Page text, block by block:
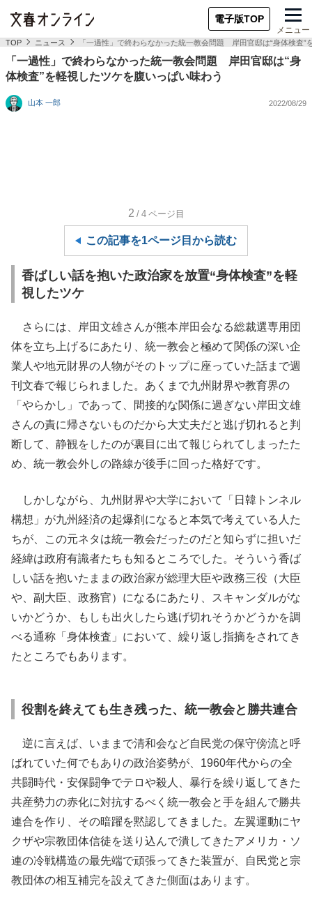
電子版TOP
メニュー
TOP ニュース 「一過性」で終わらなかった統一教会問題 岸田官邸は“身体検査”
「一過性」で終わらなかった統一教会問題 岸田官邸は“身
体検査”を軽視したツケを腹いっぱい味わう
山本 一郎 2022/08/29
2 /4 ページ目
この記事を1ページ目から読む
香ばしい話を抱いた政治家を放置“身体検査”を軽
視したツケ
さらには、岸田文雄さんが熊本岸田会なる総裁選専用団
体を立ち上げるにあたり、統一教会と極めて関係の深い企
業人や地元財界の人物がそのトップに座っていた話まで週
刊文春で報じられました。あくまで九州財界や教育界の
「やらかし」であって、間接的な関係に過ぎない岸田文雄
さんの責に帰さないものだから大丈夫だと逃げ切れると判
断して、静観をしたのが裏目に出て報じられてしまったた
め、統一教会外しの路線が後手に回った格好です。
しかしながら、九州財界や大学において「日韓トンネル
構想」が九州経済の起爆剤になると本気で考えている人た
ちが、この元ネタは統一教会だったのだと知らずに担いだ
経緯は政府有識者たちも知るところでした。そういう香ば
しい話を抱いたままの政治家が総理大臣や政務三役（大臣
や、副大臣、政務官）になるにあたり、スキャンダルがな
いかどうか、もしも出火したら逃げ切れそうかどうかを調
べる通称「身体検査」において、繰り返し指摘をされてき
たところでもあります。
役割を終えても生き残った、統一教会と勝共連合
逆に言えば、いままで清和会など自民党の保守傍流と呼
ばれていた何でもありの政治姿勢が、1960年代からの全
共闘時代・安保闘争でテロや殺人、暴行を繰り返してきた
共産勢力の赤化に対抗するべく統一教会と手を組んで勝共
連合を作り、その暗躍を黙認してきました。左翼運動にヤ
クザや宗教団体信徒を送り込んで潰してきたアメリカ・ソ
連の冷戦構造の最先端で頑張ってきた装置が、自民党と宗
教団体の相互補完を設えてきた側面はあります。